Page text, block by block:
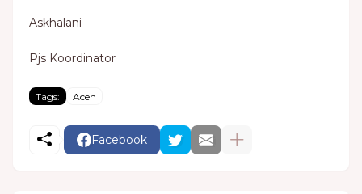
Askhalani
Pjs Koordinator
Tags: Aceh
Facebook